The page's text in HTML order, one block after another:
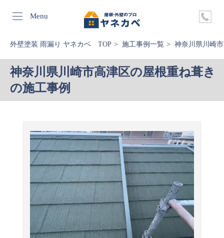
Menu
外壁塗装 雨漏り ヤネカベ TOP 施工事例一覧 神奈川県川崎
神奈川県川崎市高津区の屋根重ね葺き
の施工事例